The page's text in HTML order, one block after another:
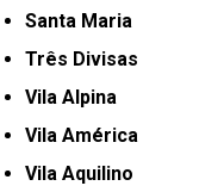
Santa Maria
Três Divisas
Vila Alpina
Vila América
Vila Aquilino